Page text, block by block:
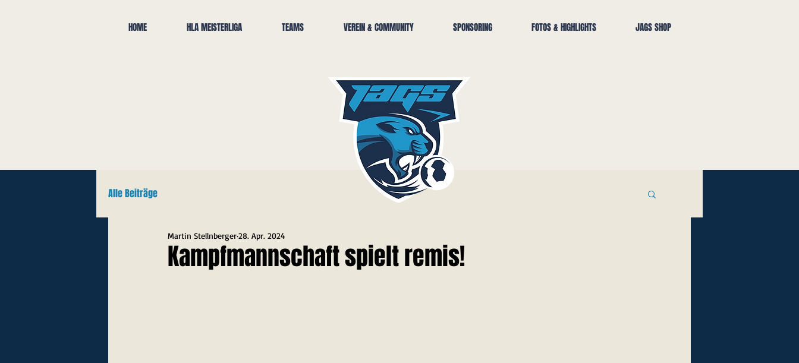
HOME HLA MEISTERLIGA TEAMS VEREIN & COMMUNITY SPONSORING FOTOS & HIGHLIGHTS JAGS SHOP
Alle Beiträge
Kampfmannschaft spielt remis!
Martin Stellnberger28. Apr. 2024